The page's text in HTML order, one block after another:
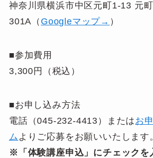
神奈川県横浜市中区元町1-13 元
301A（ Googleマップ→ ）
■参加費用
3,300円（税込）
■お申し込み方法
電話（045-232-4413）またはお
ム よりご応募をお願いいたします
※「体験講座申込」にチェックを